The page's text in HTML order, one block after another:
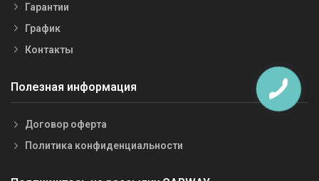
Гарантии
График
Контакты
Полезная информация
Договор оферта
Политика конфиденциальности